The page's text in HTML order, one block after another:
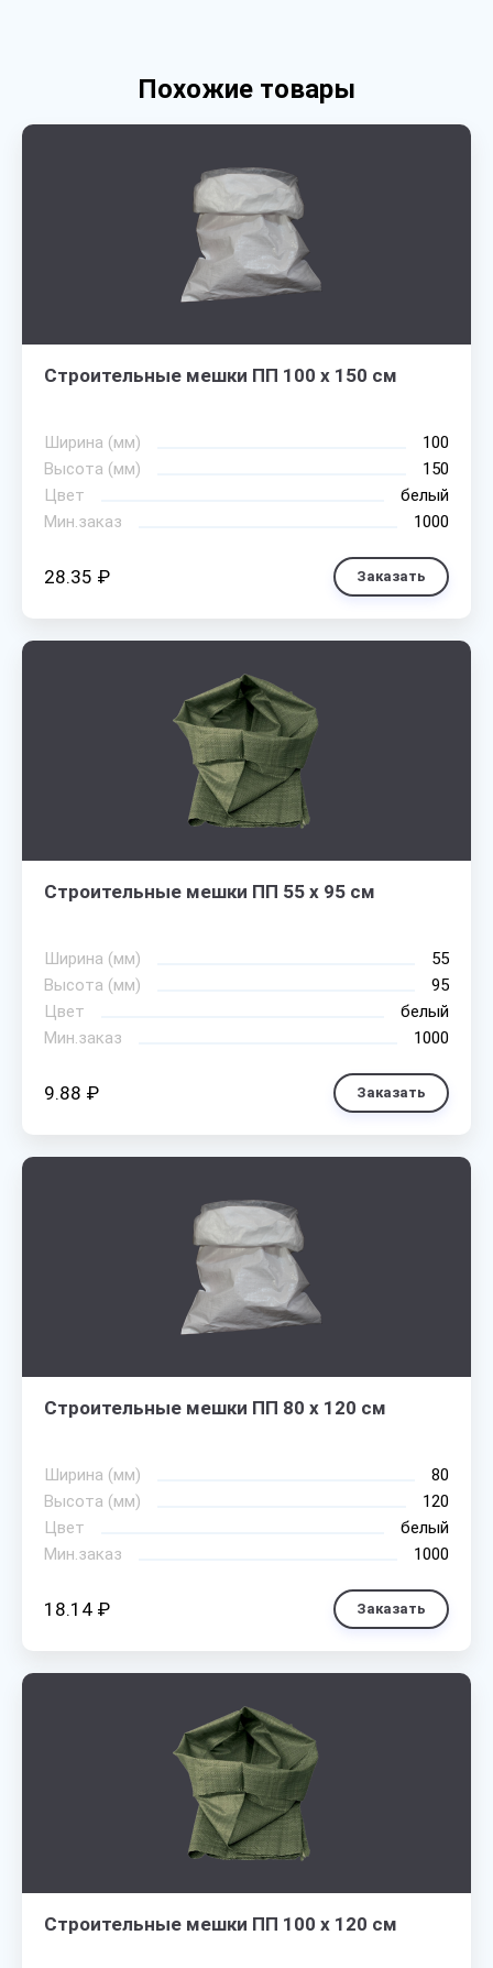
Похожие товары
Строительные мешки ПП 100 х 150 см
Ширина (мм)
100
Высота (мм)
150
Цвет
белый
Мин.заказ
1000
28.35 ₽ Заказать
Строительные мешки ПП 55 х 95 см
Ширина (мм)
55
Высота (мм)
95
Цвет
белый
Мин.заказ
1000
9.88 ₽ Заказать
Строительные мешки ПП 80 х 120 см
Ширина (мм)
80
Высота (мм)
120
Цвет
белый
Мин.заказ
1000
18.14 ₽ Заказать
Строительные мешки ПП 100 х 120 см